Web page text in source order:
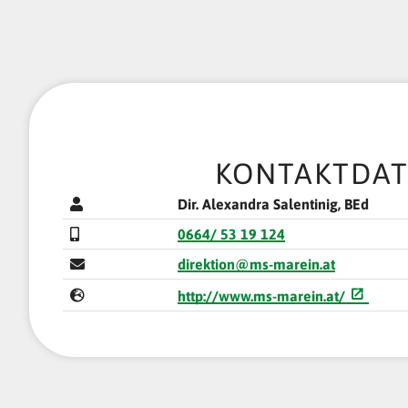
Dir. Alexandra Salentinig, BEd
0664/ 53 19 124
direktion@ms-marein.at
http://www.ms-marein.at/